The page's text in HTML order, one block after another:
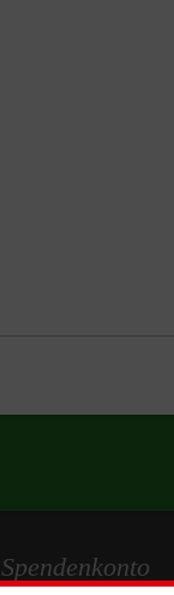
Spendenkonto